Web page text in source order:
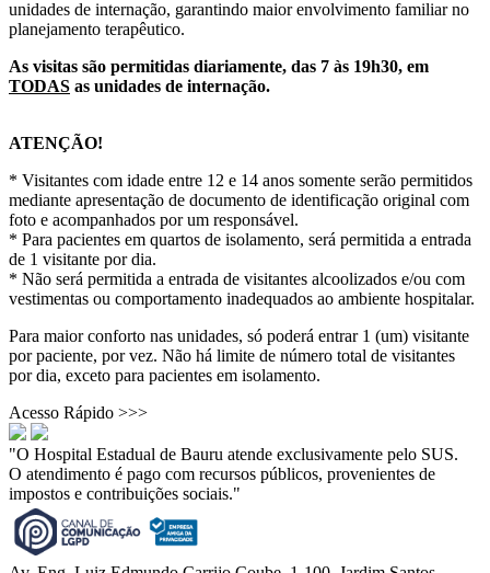
unidades de internação, garantindo maior envolvimento familiar no
planejamento terapêutico.
As visitas são permitidas diariamente, das 7 às 19h30, em
TODAS as unidades de internação.
ATENÇÃO!
* Visitantes com idade entre 12 e 14 anos somente serão permitidos
mediante apresentação de documento de identificação original com
foto e acompanhados por um responsável.
* Para pacientes em quartos de isolamento, será permitida a entrada
de 1 visitante por dia.
* Não será permitida a entrada de visitantes alcoolizados e/ou com
vestimentas ou comportamento inadequados ao ambiente hospitalar.
Para maior conforto nas unidades, só poderá entrar 1 (um) visitante
por paciente, por vez. Não há limite de número total de visitantes
por dia, exceto para pacientes em isolamento.
Acesso Rápido >>>
"O Hospital Estadual de Bauru atende exclusivamente pelo SUS.
O atendimento é pago com recursos públicos, provenientes de
impostos e contribuições sociais."